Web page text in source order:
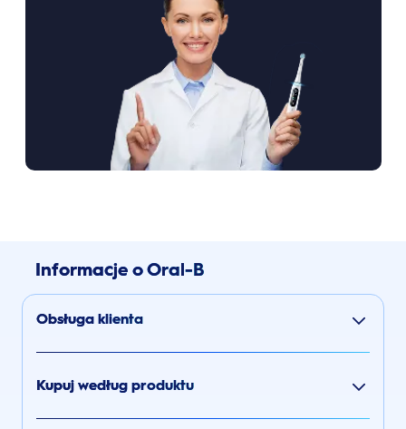
Informacje o Oral-B
Obsługa klienta
Kupuj według produktu